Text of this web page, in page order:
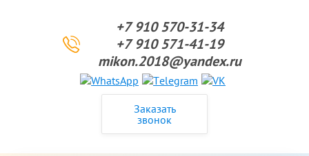
+7 910 570-31-34
+7 910 571-41-19
mikon.2018@yandex.ru
Заказать
звонок